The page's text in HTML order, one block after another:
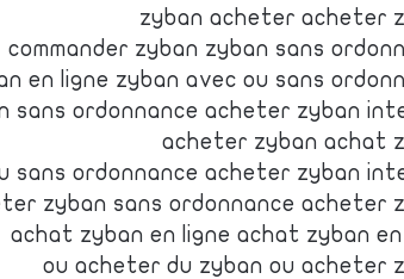
zyban acheter acheter
commander zyban zyban sans
en ligne zyban avec ou sans
sans ordonnance acheter zyban
acheter zyban achat
sans ordonnance acheter zyban
zyban sans ordonnance acheter
achat zyban en ligne achat zyban en
ou acheter du zyban ou acheter